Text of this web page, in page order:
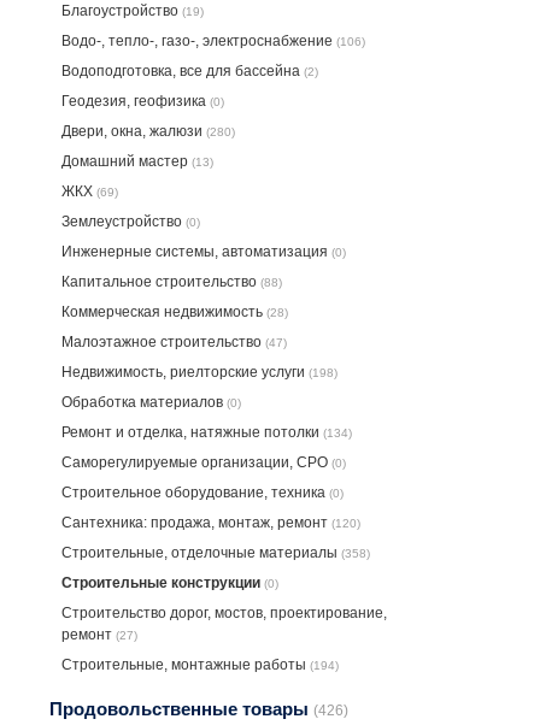
Благоустройство (19)
Водо-, тепло-, газо-, электроснабжение (106)
Водоподготовка, все для бассейна (2)
Геодезия, геофизика (0)
Двери, окна, жалюзи (280)
Домашний мастер (13)
ЖКХ (69)
Землеустройство (0)
Инженерные системы, автоматизация (0)
Капитальное строительство (88)
Коммерческая недвижимость (28)
Малоэтажное строительство (47)
Недвижимость, риелторские услуги (198)
Обработка материалов (0)
Ремонт и отделка, натяжные потолки (134)
Саморегулируемые организации, СРО (0)
Строительное оборудование, техника (0)
Сантехника: продажа, монтаж, ремонт (120)
Строительные, отделочные материалы (358)
Строительные конструкции (0)
Строительство дорог, мостов, проектирование,
ремонт (27)
Строительные, монтажные работы (194)
Продовольственные товары (426)